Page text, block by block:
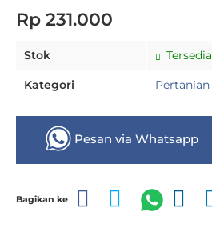
Rp 231.000
Stok Tersedia
Kategori Pertanian
Pesan via Whatsapp
Bagikan ke